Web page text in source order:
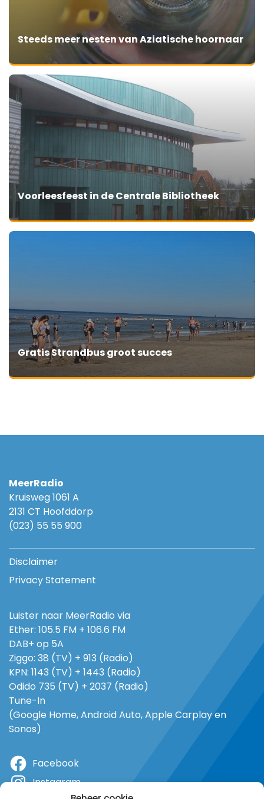
Steeds meer nesten van Aziatische hoornaar
Voorleesfeest in de Centrale Bibliotheek
Gratis Strandbus groot succes
MeerRadio
Kruisweg 1061 A
2131 CT Hoofddorp
(023) 55 55 900
Disclaimer
Privacy Statement
Luister naar MeerRadio via
Ether: 105.5 FM + 106.6 FM
DAB+ op 5A
Ziggo: 38 (TV) + 913 (Radio)
KPN: 1143 (TV) + 1443 (Radio)
Odido 735 (TV) + 2037 (Radio)
Tune-In
(Google Home, Android Auto, Apple Carplay en
Sonos)
Facebook
Instagram